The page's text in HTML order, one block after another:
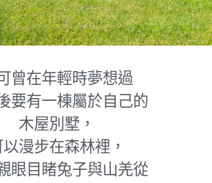
曾在年輕時夢想過
要有一棟屬於自己的
木屋別墅，
以漫步在森林裡，
眼目睹兔子與山羌從